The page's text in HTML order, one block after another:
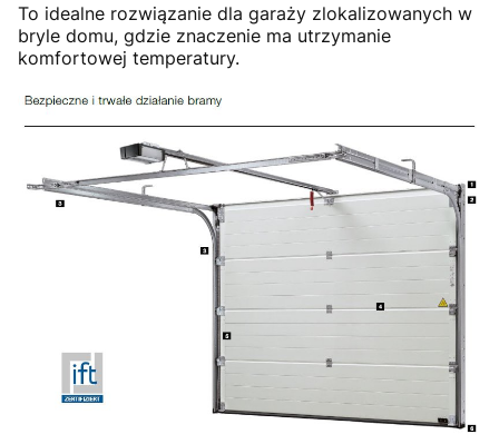
To idealne rozwiązanie dla garaży zlokalizowanych w
bryle domu, gdzie znaczenie ma utrzymanie
komfortowej temperatury.